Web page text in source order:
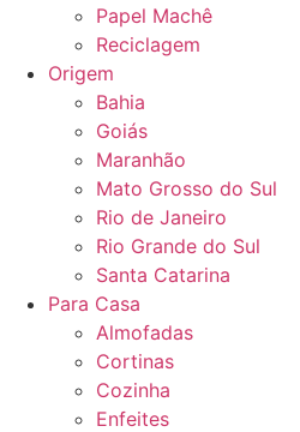
Papel Machê
Reciclagem
Origem
Bahia
Goiás
Maranhão
Mato Grosso do Sul
Rio de Janeiro
Rio Grande do Sul
Santa Catarina
Para Casa
Almofadas
Cortinas
Cozinha
Enfeites